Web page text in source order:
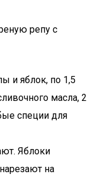
репу с
и яблок, по 1,5
масла, 2
специи для
Яблоки
на